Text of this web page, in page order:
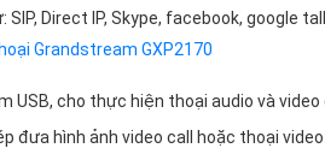
SIP, Direct IP, Skype, facebook, google
Grandstream GXP2170
USB, cho thực hiện thoại audio và video
đưa hình ảnh video call hoặc thoại